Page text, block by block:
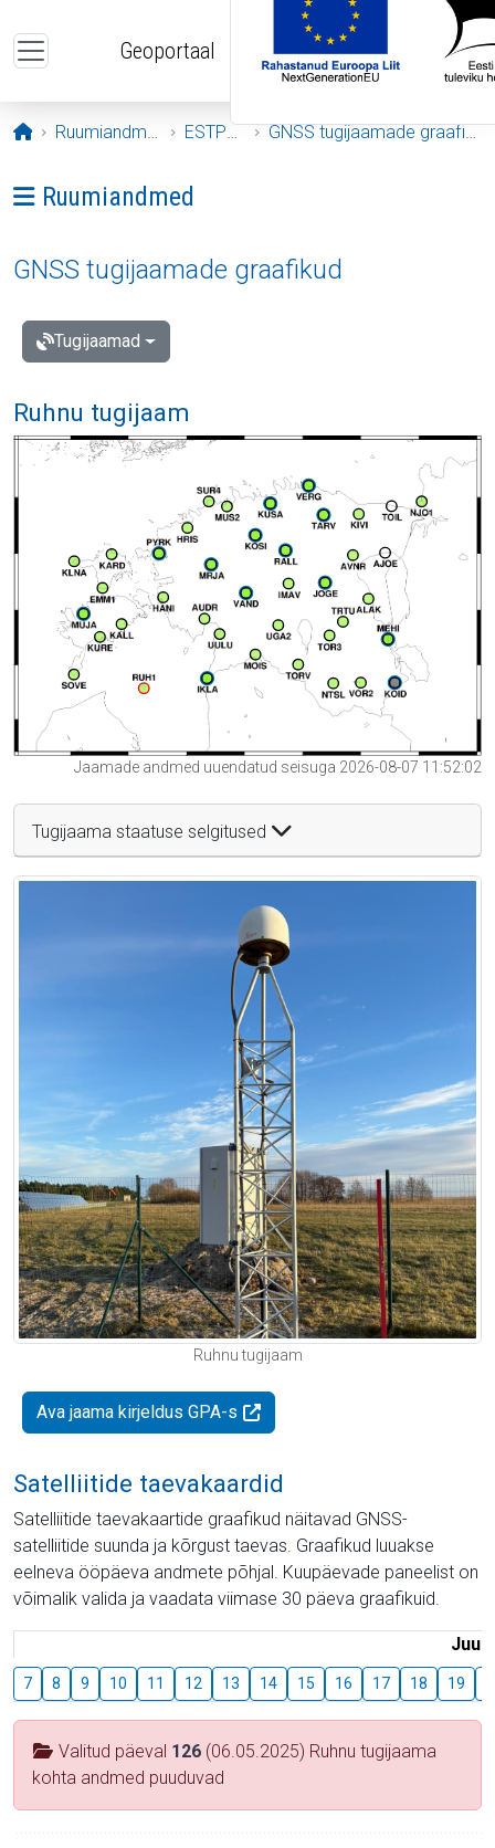
Geoportaal
Avaleht
Ruumiandmed ESTPOS GNSS tugijaamade graafikud
Ava menüü: Ruumiandmed
Ruumiandmed
GNSS tugijaamade graafikud
Tugijaamad
Ruhnu tugijaam
Jaamade andmed uuendatud seisuga 2026-08-07 11:52:02
Tugijaama staatuse selgitused
Ruhnu tugijaam
Ava jaama kirjeldus GPA-s
Satelliitide taevakaardid
Satelliitide taevakaartide graafikud näitavad GNSS-
satelliitide suunda ja kõrgust taevas. Graafikud luuakse
eelneva ööpäeva andmete põhjal. Kuupäevade paneelist on
võimalik valida ja vaadata viimase 30 päeva graafikuid.
Juuli
7 8 9 10 11 12 13 14 15 16 17 18 19
Valitud päeval 126 (06.05.2025) Ruhnu tugijaama
kohta andmed puuduvad